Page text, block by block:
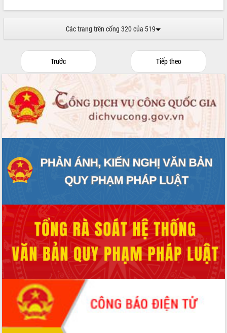
Đắk Lắk đẩy mạnh nuôi biển công
nghệ, hướng tới phát triển thủy sản
Tập huấn nâng cao năng lực triển khai
chuyển đổi số cho cán bộ, công chức
cấp xã
Đắk Lắk phát động hưởng ứng Ngày
Đẩy mạnh cải cách hành chính, quyết
tâm đạt được mục tiêu tăng trưởng
hai con số trong năm 2026
Phó Bí thư Tỉnh ủy Đắk Lắk Đỗ Hữu
Huy giữ chức Bí thư Đảng ủy Ủy Ban
Nhân dân tỉnh
Bệnh án điện tử thúc đẩy chuyển đổi
số y tế tại Đắk Lắk
Chuyển đổi số thư viện: Mở rộng
không gian tri thức trong thời đại số
Đánh giá, rút kinh nghiệm công tác tổ
chức diễn tập trước ngày bầu cử
Chương trình “Gặp gỡ hữu nghị –
Friendship Meeting New Year 2026”
Các trang trên cổng 320 của 519
Trước Tiếp theo